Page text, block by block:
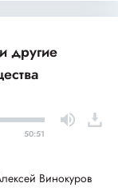
другие
50:51
Винокуров